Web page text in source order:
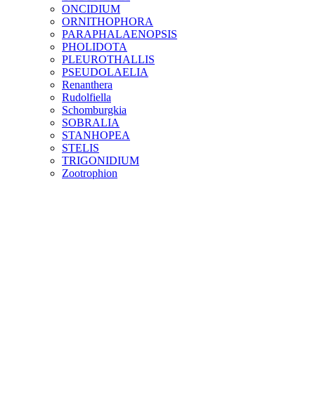
ONCIDIUM
ORNITHOPHORA
PARAPHALAENOPSIS
PHOLIDOTA
PLEUROTHALLIS
PSEUDOLAELIA
Renanthera
Rudolfiella
Schomburgkia
SOBRALIA
STANHOPEA
STELIS
TRIGONIDIUM
Zootrophion